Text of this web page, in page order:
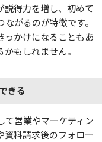
説得力を増し、初めて
がるのが特徴です。
っかけになることもあ
もしれません。
きる
て営業やマーケティン
資料請求後のフォロー